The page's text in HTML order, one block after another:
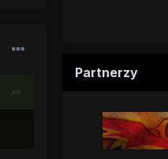
Partnerzy